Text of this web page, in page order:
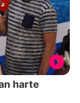
harte